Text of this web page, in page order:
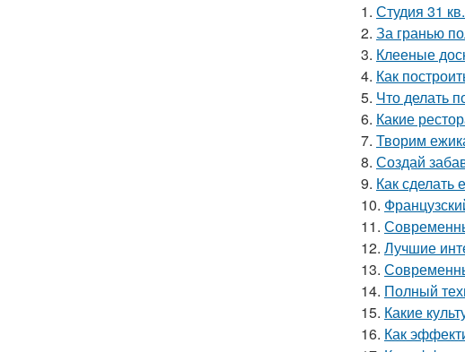
1. Студия 31 кв.
2. За гранью
3. Клееные
4. Как
5. Что делать
6. Какие
7. Творим
8. Создай
9. Как сделать
10.
11.
12. Лучшие
13.
14. Полный
15. Какие
16. Как